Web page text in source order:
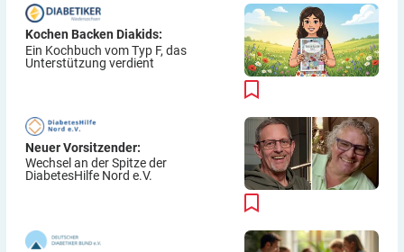
Kochen Backen Diakids:
Ein Kochbuch vom Typ F, das
Unterstützung verdient
Neuer Vorsitzender:
Wechsel an der Spitze der
DiabetesHilfe Nord e.V.